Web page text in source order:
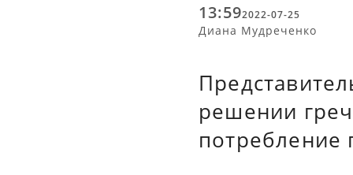
13:592022-07-25
Диана Мудреченко
решении
потребление